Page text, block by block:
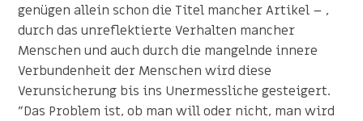
genügen allein schon die Titel mancher Artikel – ,
durch das unreflektierte Verhalten mancher
Menschen und auch durch die mangelnde innere
Verbundenheit der Menschen wird diese
Verunsicherung bis ins Unermessliche gesteigert.
"Das Problem ist, ob man will oder nicht, man wird